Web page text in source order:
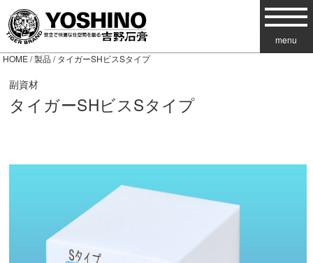
menu
HOME/製品 / タイガーSHビスSタイプ
副資材
タイガーSHビスSタイプ